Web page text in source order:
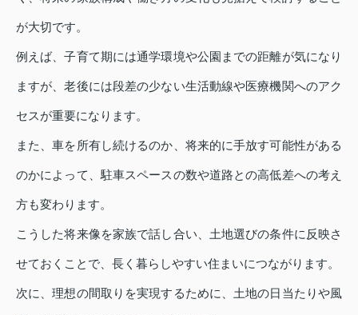
が大切です。
例えば、子育て期には通学環境や公園までの距離が気になり
ますが、老後には段差の少ない生活動線や医療機関へのアク
セスが重要になります。
また、車を所有し続けるのか、将来的に手放す可能性がある
のかによって、駐車スペースの数や道路との高低差への考え
方も変わります。
こうした将来像を家族で話し合い、土地選びの条件に反映さ
せておくことで、長く暮らしやすい住まいにつながります。
次に、理想の間取りを実現するために、土地の日当たりや風